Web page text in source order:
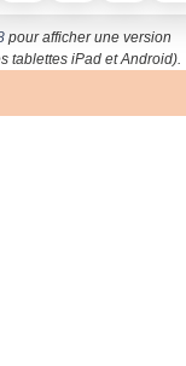
pour afficher une version
tablettes iPad et Android).